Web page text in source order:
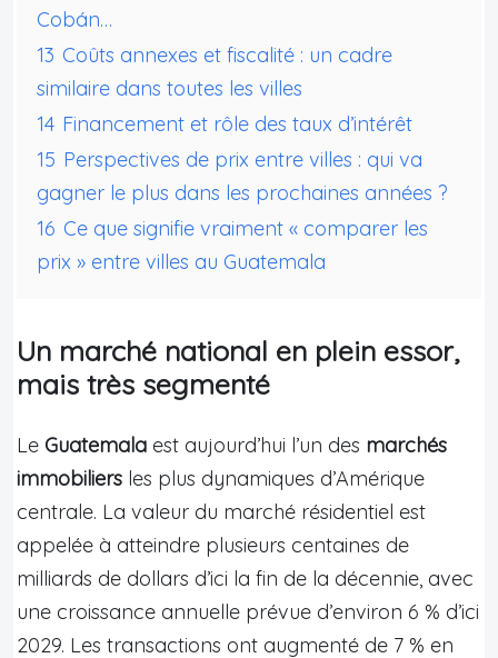
Cobán…
13 Coûts annexes et fiscalité : un cadre
similaire dans toutes les villes
14 Financement et rôle des taux d’intérêt
15 Perspectives de prix entre villes : qui va
gagner le plus dans les prochaines années ?
16 Ce que signifie vraiment « comparer les
prix » entre villes au Guatemala
Un marché national en plein essor,
mais très segmenté
Le Guatemala est aujourd’hui l’un des marchés
immobiliers les plus dynamiques d’Amérique
centrale. La valeur du marché résidentiel est
appelée à atteindre plusieurs centaines de
milliards de dollars d’ici la fin de la décennie, avec
une croissance annuelle prévue d’environ 6 % d’ici
2029. Les transactions ont augmenté de 7 % en